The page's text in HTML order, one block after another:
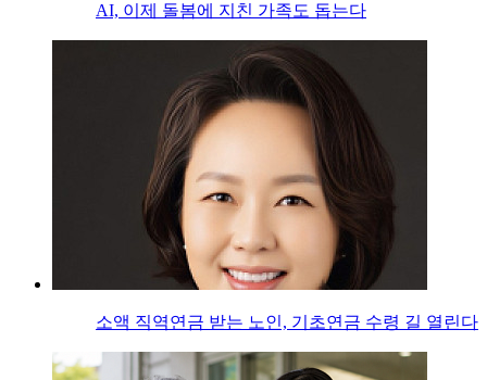
AI, 이제 돌봄에 지친 가족도 돕는다
소액 직역연금 받는 노인, 기초연금 수령 길 열린다